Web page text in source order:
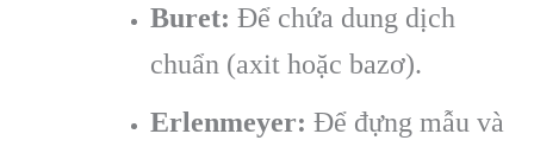
Buret: Để chứa dung dịch
chuẩn (axit hoặc bazơ).
Erlenmeyer: Để đựng mẫu và